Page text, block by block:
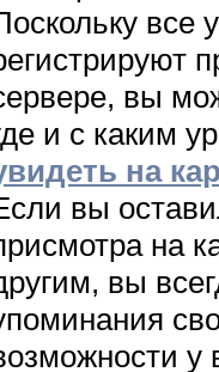
все
вы
и с каким
на
вы
на
вы
у